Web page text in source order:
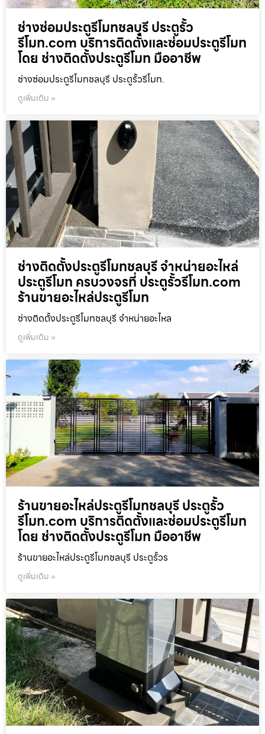
ช่างซ่อมประตูรีโมทชลบุรี ประตูรั้ว
รีโมท.com บริการติดตั้งและซ่อมประตูรีโมท
โดย ช่างติดตั้งประตูรีโมท มืออาชีพ
ช่างซ่อมประตูรีโมทชลบุรี ประตูรั้วรีโมท.
ดูเพิ่มเติม »
ช่างติดตั้งประตูรีโมทชลบุรี จำหน่ายอะไหล่
ประตูรีโมท ครบวงจรที่ ประตูรั้วรีโมท.com
ร้านขายอะไหล่ประตูรีโมท
ช่างติดตั้งประตูรีโมทชลบุรี จำหน่ายอะไหล
ดูเพิ่มเติม »
ร้านขายอะไหล่ประตูรีโมทชลบุรี ประตูรั้ว
รีโมท.com บริการติดตั้งและซ่อมประตูรีโมท
โดย ช่างติดตั้งประตูรีโมท มืออาชีพ
ร้านขายอะไหล่ประตูรีโมทชลบุรี ประตูรั้วร
ดูเพิ่มเติม »